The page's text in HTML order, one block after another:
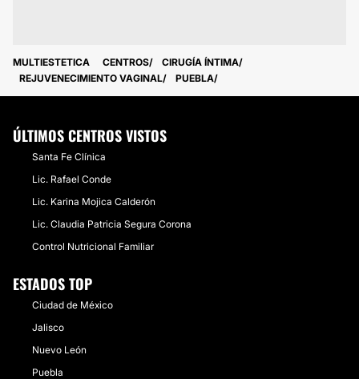
MULTIESTETICA CENTROS
CIRUGÍA ÍNTIMA
REJUVENECIMIENTO VAGINAL
PUEBLA
ÚLTIMOS CENTROS VISTOS
Santa Fe Clínica
Lic. Rafael Conde
Lic. Karina Mojica Calderón
Lic. Claudia Patricia Segura Corona
Control Nutricional Familiar
ESTADOS TOP
Ciudad de México
Jalisco
Nuevo León
Puebla